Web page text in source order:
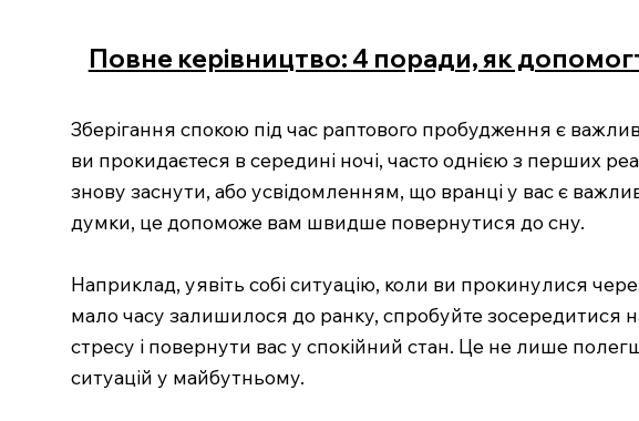
Повне керівництво: 4 поради, як
Зберігання спокою під час раптового пробудження є
ви прокидаєтеся в середині ночі, часто однією з перших
знову заснути, або усвідомленням, що вранці у вас є
думки, це допоможе вам швидше повернутися до сну.
Наприклад, уявіть собі ситуацію, коли ви прокинулися
мало часу залишилося до ранку, спробуйте зосередитися
стресу і повернути вас у спокійний стан. Це не лише
ситуацій у майбутньому.